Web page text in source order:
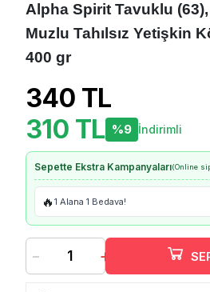
Alpha Spirit Tavuklu (63),
Muzlu Tahılsız Yetişkin
400 gr
340 TL
310 TL %9 İndirimli
Sepette Ekstra Kampanyaları(Online
🔥 1 Alana 1 Bedava!
- +